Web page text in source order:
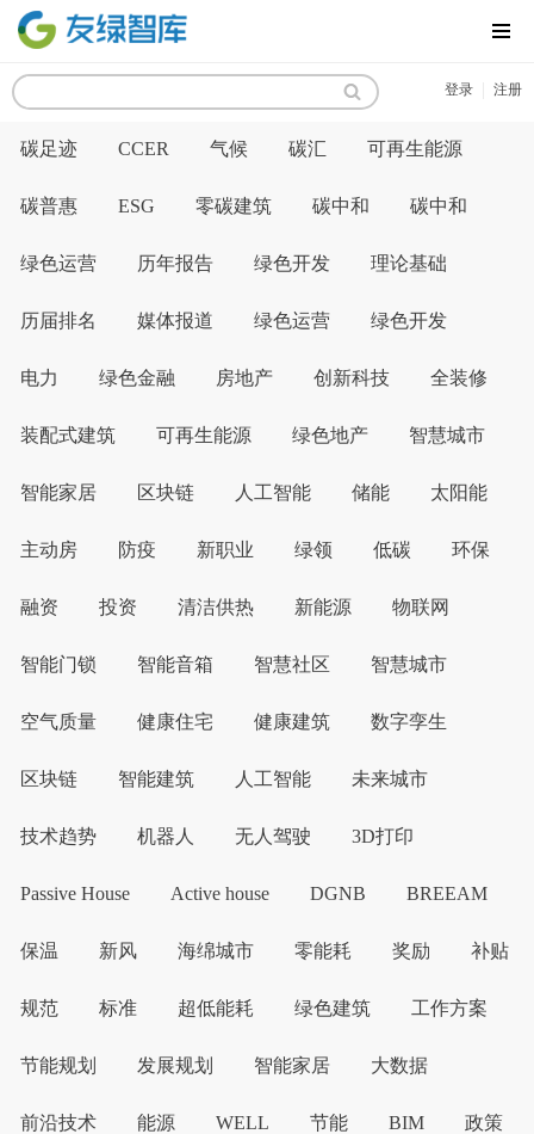
MENU
登录 注册
碳足迹 CCER 气候 碳汇 可再生能源
碳普惠 ESG 零碳建筑 碳中和 碳中和
绿色运营 历年报告 绿色开发 理论基础
历届排名 媒体报道 绿色运营 绿色开发
电力 绿色金融 房地产 创新科技 全装修
装配式建筑 可再生能源 绿色地产 智慧城市
智能家居 区块链 人工智能 储能 太阳能
主动房 防疫 新职业 绿领 低碳 环保
融资 投资 清洁供热 新能源 物联网
智能门锁 智能音箱 智慧社区 智慧城市
空气质量 健康住宅 健康建筑 数字孪生
区块链 智能建筑 人工智能 未来城市
技术趋势 机器人 无人驾驶 3D打印
Passive House Active house DGNB BREEAM
保温 新风 海绵城市 零能耗 奖励 补贴
规范 标准 超低能耗 绿色建筑 工作方案
节能规划 发展规划 智能家居 大数据
前沿技术 能源 WELL 节能 BIM 政策